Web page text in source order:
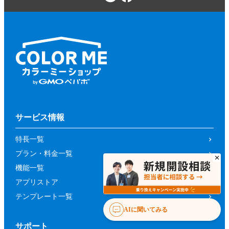
サービス情報
特長一覧
プラン・料金一覧
機能一覧
アプリストア
テンプレート一覧
サポート
AIに聞いてみる